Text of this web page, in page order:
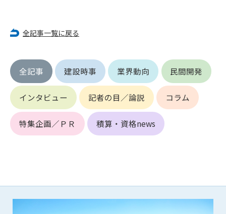
全記事一覧に戻る
全記事 建設時事 業界動向 民間開発
インタビュー 記者の目／論説 コラム
特集企画／ＰＲ 積算・資格news
(3) 会員申し込みの際、申告事項に虚偽があった場合
理を行わなかった場合
(5) その他管理者が会員とすることを不適当と判断した場合
2. 管理者は承認後であっても承認した会員が前項の何れかに該
当することが判明した場合、会員資格を取り消すことがあり
ます。
第5条（IDおよびパスワードの管理）
1. 会員は申込の際に管理者が発行したIDおよびパスワードの使
ん。
第三者（他の会員を含む）の使用等による損害について責任